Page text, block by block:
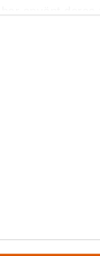
& Mattias